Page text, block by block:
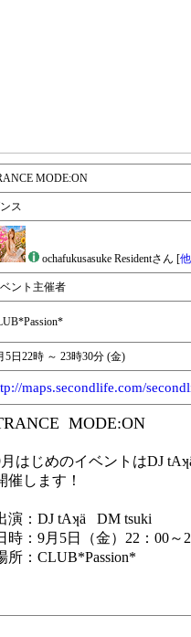
MODE:ON
ス
ochafukusasuke Residentさん [
ント主催者
5日22時 ～ 23時30分 (金)
maps.secondlife.com/
MODE:ON
はじめのイベントはDJ
催します！
演： DJ tAʞä DM tsuki
時：9月5日（金）22：00～
所：CLUB*Passion*